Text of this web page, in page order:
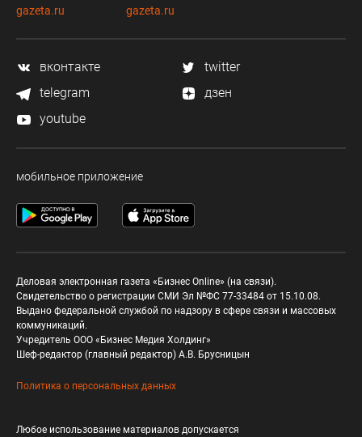
gazeta.ru
gazeta.ru
вконтакте
twitter
telegram
дзен
youtube
мобильное приложение
Деловая электронная газета «Бизнес Online» (на связи).
Свидетельство о регистрации СМИ Эл №ФС 77-33484 от 15.10.08.
Выдано федеральной службой по надзору в сфере связи и массовых
коммуникаций.
Учредитель ООО «Бизнес Медия Холдинг»
Шеф-редактор (главный редактор) А.В. Брусницын
Политика о персональных данных
Любое использование материалов допускается